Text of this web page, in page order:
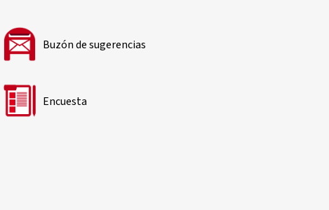
Buzón de sugerencias
Encuesta